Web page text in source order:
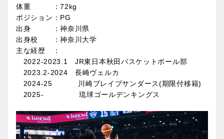
体重 ：72kg
ポジション：PG
出身 ：神奈川県
出身校 ：神奈川大学
主な経歴 ：
2022-2023.1 JR東日本秋田バスケットボール部
2023.2-2024 長崎ヴェルカ
2024-25 川崎ブレイブサンダース(期限付移籍)
2025- 琉球ゴールデンキングス